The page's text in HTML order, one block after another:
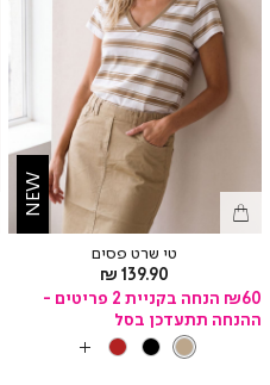
NEW
טי שרט פסים
מחיר
מוצר
139.90 ₪
₪60 הנחה בקניית 2 פריטים -
ההנחה תתעדכן בסל
צבע
CAMEL
CAMEL
BLACK
BRICKעוד